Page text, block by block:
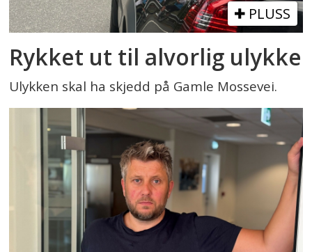
PLUSS
Rykket ut til alvorlig ulykke
Ulykken skal ha skjedd på Gamle Mossevei.